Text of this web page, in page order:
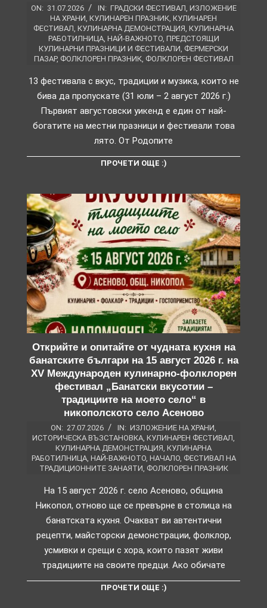
ON: 31.07.2026 IN: ГРАДСКИ ФЕСТИВАЛ, ИЗЛОЖЕНИЕ
НА ХРАНИ, КУЛИНАРЕН ПРАЗНИК, КУЛИНАРЕН
ФЕСТИВАЛ, КУЛИНАРНА ДЕМОНСТРАЦИЯ, КУЛИНАРНА
РАБОТИЛНИЦА, НАЙ-ВАЖНОТО, ПРЕДСТОЯЩИ
КУЛИНАРНИ ПРАЗНИЦИ И ФЕСТИВАЛИ, ФЕРМЕРСКИ
ПАЗАР, ФОЛКЛОРЕН ПРАЗНИК, ФОЛКЛОРЕН ФЕСТИВАЛ
13 фестивала с вкус, традиции и музика, които не
бива да пропускате (31 юли – 2 август 2026 г.)
Първият августовски уикенд е един от най-
богатите на местни празници и фестивали това
лято. От Родопите
ПРОЧЕТИ ОЩЕ :)
Открийте и опитайте от чудната кухня на
банатските българи на 15 август 2026 г. на
XV Международен кулинарно-фолклорен
фестивал „Банатски вкусотии –
традициите на моето село“ в
никополското село Асеново
ON: 27.07.2026 IN: ИЗЛОЖЕНИЕ НА ХРАНИ
ИСТОРИЧЕСКА ВЪЗСТАНОВКА КУЛИНАРЕН ФЕСТИВАЛ
КУЛИНАРНА ДЕМОНСТРАЦИЯ КУЛИНАРНА
РАБОТИЛНИЦА, НАЙ-ВАЖНОТО, НАЧАЛО, ФЕСТИВАЛ НА
ТРАДИЦИОННИТЕ ЗАНАЯТИ ФОЛКЛОРЕН ПРАЗНИК
На 15 август 2026 г. село Асеново, община
Никопол, отново ще се превърне в столица на
банатската кухня. Очакват ви автентични
рецепти, майсторски демонстрации, фолклор,
усмивки и срещи с хора, които пазят живи
традициите на своите предци. Ако обичате
ПРОЧЕТИ ОЩЕ :)